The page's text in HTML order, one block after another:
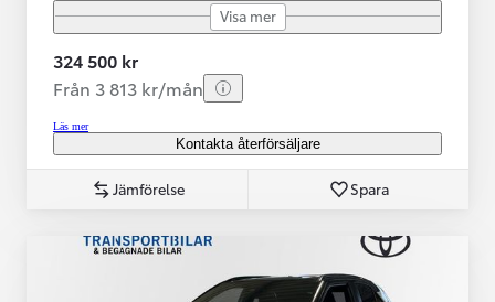
Visa mer
324 500 kr
Från 3 813 kr/mån
Läs mer
Kontakta återförsäljare
Jämförelse Spara